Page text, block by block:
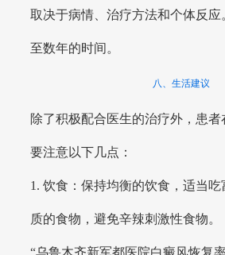
取决于病情、治疗方法和个体反
至数年的时间。
八、生活建议
除了积极配合医生的治疗外，患
要注意以下几点：
1. 饮食：保持均衡的饮食，适当
质的食物，避免辛辣刺激性食物。
“乌鲁木齐新军都医院白癜风恢复